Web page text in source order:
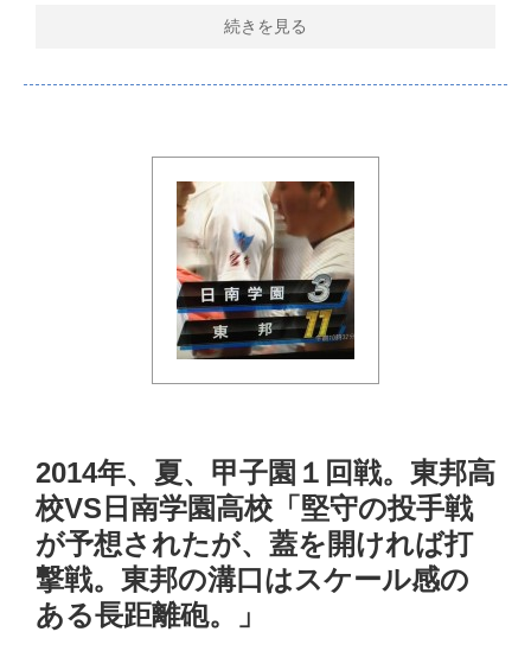
続きを見る
2014年、夏、甲子園１回戦。東邦高
校VS日南学園高校「堅守の投手戦
が予想されたが、蓋を開ければ打
撃戦。東邦の溝口はスケール感の
ある長距離砲。」